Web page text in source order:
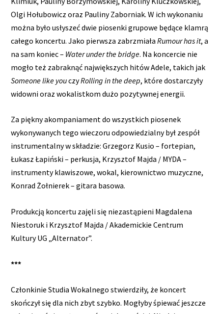
Olgi Hołubowicz oraz Pauliny Zaborniak. W ich wykonaniu
można było usłyszeć dwie piosenki grupowe będące klamrą
całego koncertu. Jako pierwsza zabrzmiałaRumour has it, a
na sam koniec – Water under the bridge. Na koncercie nie
mogło też zabraknąć największych hitów Adele, takich jak
Someone like youczyRolling in the deep, które dostarczyły
widowni oraz wokalistkom dużo pozytywnej energii.
Za piękny akompaniament do wszystkich piosenek
wykonywanych tego wieczoru odpowiedzialny był zespół
instrumentalny w składzie: Grzegorz Kusio – fortepian,
Łukasz Łapiński – perkusja, Krzysztof Majda / MYDA –
instrumenty klawiszowe, wokal, kierownictwo muzyczne,
Konrad Żołnierek – gitara basowa.
Produkcją koncertu zajęli się niezastąpieni Magdalena
Niestoruk i Krzysztof Majda / Akademickie Centrum
Kultury UG „Alternator”.
***
Członkinie Studia Wokalnego stwierdziły, że koncert
skończył się dla nich zbyt szybko. Mogłyby śpiewać jeszcze